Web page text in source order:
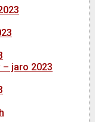
jaro 2023